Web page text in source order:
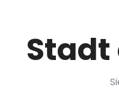
Stadt